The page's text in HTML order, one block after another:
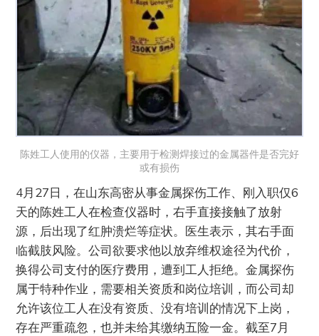
陈姓工人使用的仪器，主要用于检测焊接过的金属器件是否完好
或有损伤
4月27日，在山东高密从事金属探伤工作、刚入职仅6
天的陈姓工人在检查仪器时，右手直接接触了放射
源，后出现了红肿溃烂等症状。医生表示，其右手面
临截肢风险。公司欲要求他以放弃维权途径为代价，
换得公司支付的医疗费用，遭到工人拒绝。金属探伤
属于特种作业，需要相关资质和岗位培训，而公司却
允许该位工人在没有资质、没有培训的情况下上岗，
存在严重疏忽，也并未给其缴纳五险一金。截至7月